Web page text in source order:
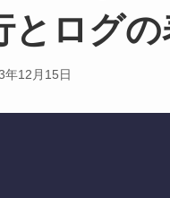
とログ
年12月15日